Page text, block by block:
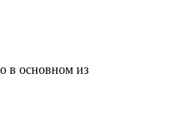
в основном из